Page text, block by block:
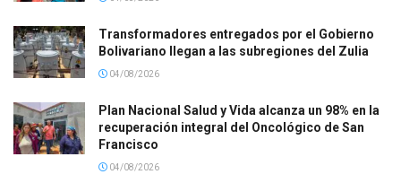
Transformadores entregados por el Gobierno
Bolivariano llegan a las subregiones del Zulia
04/08/2026
Plan Nacional Salud y Vida alcanza un 98% en la
recuperación integral del Oncológico de San
Francisco
04/08/2026